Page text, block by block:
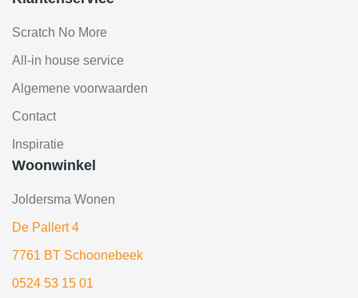
Scratch No More
All-in house service
Algemene voorwaarden
Contact
Inspiratie
Woonwinkel
Joldersma Wonen
De Pallert 4
7761 BT Schoonebeek
0524 53 15 01